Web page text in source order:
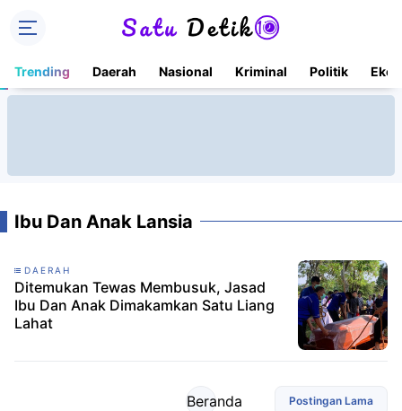
Trending Daerah Nasional Kriminal Politik
Ibu Dan Anak Lansia
DAERAH
Ditemukan Tewas Membusuk, Jasad
Ibu Dan Anak Dimakamkan Satu Liang
Lahat
Postingan Lama
Beranda